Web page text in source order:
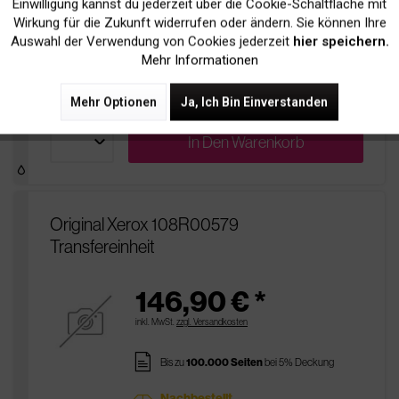
pages Bis zu 100.000 Seitenbei 5% Deckung
In DenWarenkorb
Original Xerox 108R00579
Transfereinheit
146,90 € *
inkl. MwSt. zzgl. Versandkosten
pages Bis zu100.000 Seitenbei 5% Deckung
Tracking Inaktiv
Einwilligung kannst du jederzeit über die Cookie-Schaltfläche mit
Wirkung für die Zukunft widerrufen oder ändern. Sie können Ihre
Auswahl der Verwendung von Cookies jederzeit hier speichern.
Mehr Informationen
Mehr Optionen Ja, Ich Bin Einverstanden